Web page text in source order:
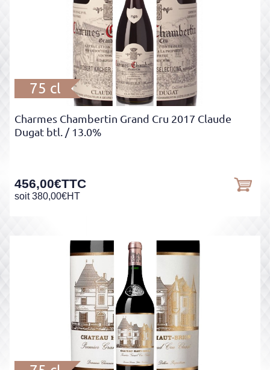
75 cl
Charmes Chambertin Grand Cru 2017 Claude
Dugat btl. / 13.0%
456,00€TTC
soit 380,00€HT